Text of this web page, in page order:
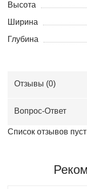
Высота
Ширина
Глубина
Отзывы (0)
Вопрос-Ответ
Список отзывов пуст